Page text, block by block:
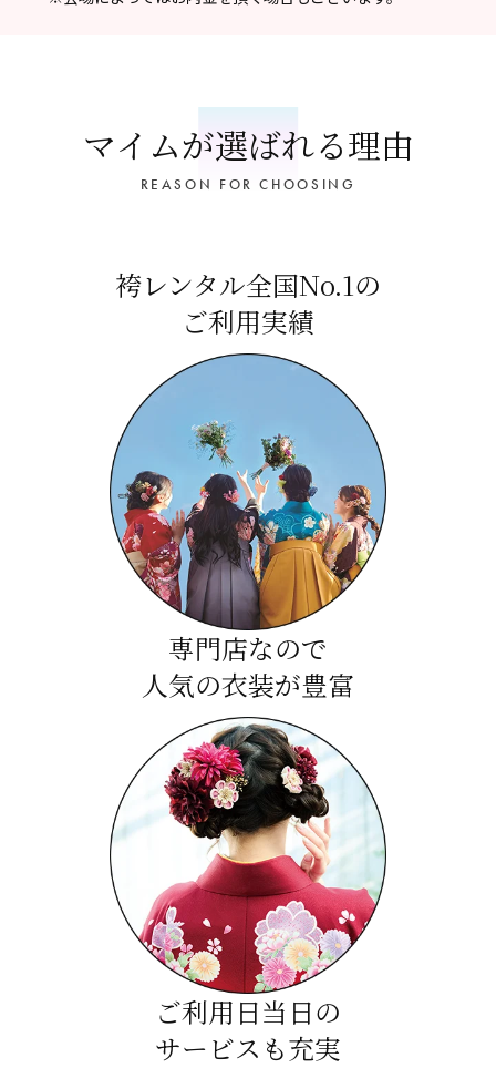
マイムが選ばれる理由
REASON FOR CHOOSING
袴レンタル全国No.1の
ご利用実績
専門店なので
人気の衣装が豊富
ご利用日当日の
サービスも充実